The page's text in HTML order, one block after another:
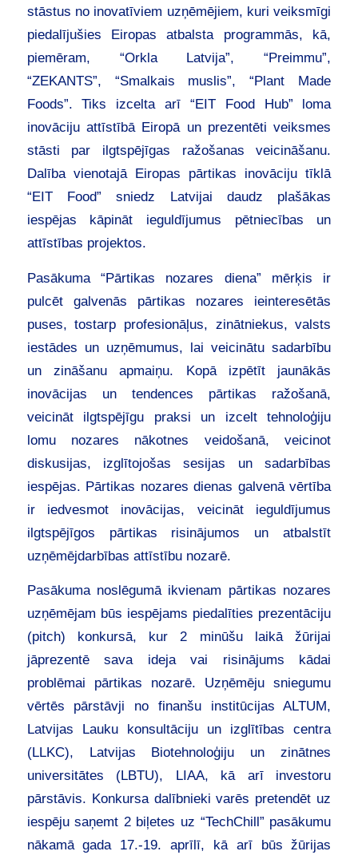
stāstus no inovatīviem uzņēmējiem, kuri veiksmīgi
piedalījušies Eiropas atbalsta programmās, kā,
piemēram, “Orkla Latvija”, “Preimmu”,
“ZEKANTS”, “Smalkais muslis”, “Plant Made
Foods”. Tiks izcelta arī “EIT Food Hub” loma
inovāciju attīstībā Eiropā un prezentēti veiksmes
stāsti par ilgtspējīgas ražošanas veicināšanu.
Dalība vienotajā Eiropas pārtikas inovāciju tīklā
“EIT Food” sniedz Latvijai daudz plašākas
iespējas kāpināt ieguldījumus pētniecības un
attīstības projektos.
Pasākuma “Pārtikas nozares diena” mērķis ir
pulcēt galvenās pārtikas nozares ieinteresētās
puses, tostarp profesionāļus, zinātniekus, valsts
iestādes un uzņēmumus, lai veicinātu sadarbību
un zināšanu apmaiņu. Kopā izpētīt jaunākās
inovācijas un tendences pārtikas ražošanā,
veicināt ilgtspējīgu praksi un izcelt tehnoloģiju
lomu nozares nākotnes veidošanā, veicinot
diskusijas, izglītojošas sesijas un sadarbības
iespējas. Pārtikas nozares dienas galvenā vērtība
ir iedvesmot inovācijas, veicināt ieguldījumus
ilgtspējīgos pārtikas risinājumos un atbalstīt
uzņēmējdarbības attīstību nozarē.
Pasākuma noslēgumā ikvienam pārtikas nozares
uzņēmējam būs iespējams piedalīties prezentāciju
(pitch) konkursā, kur 2 minūšu laikā žūrijai
jāprezentē sava ideja vai risinājums kādai
problēmai pārtikas nozarē. Uzņēmēju sniegumu
vērtēs pārstāvji no finanšu institūcijas ALTUM,
Latvijas Lauku konsultāciju un izglītības centra
(LLKC), Latvijas Biotehnoloģiju un zinātnes
universitātes (LBTU), LIAA, kā arī investoru
pārstāvis. Konkursa dalībnieki varēs pretendēt uz
iespēju saņemt 2 biļetes uz “TechChill” pasākumu
nākamā gada 17.-19. aprīlī, kā arī būs žūrijas